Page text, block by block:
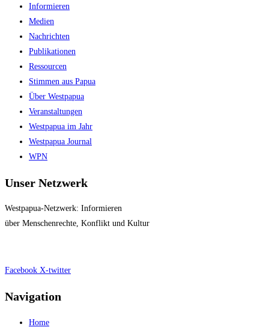
Informieren
Medien
Nachrichten
Publikationen
Ressourcen
Stimmen aus Papua
Über Westpapua
Veranstaltungen
Westpapua im Jahr
Westpapua Journal
WPN
Unser Netzwerk
Westpapua-Netzwerk: Informieren
über Menschenrechte, Konflikt und Kultur
Facebook X-twitter
Navigation
Home